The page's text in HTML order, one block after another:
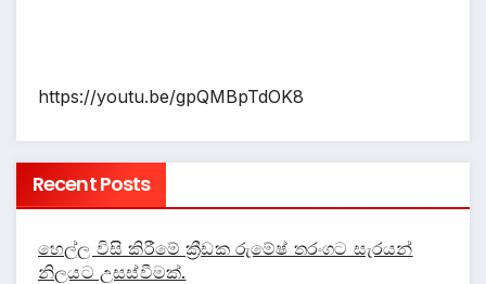
https://youtu.be/gpQMBpTdOK8
Recent Posts
හෙල්ල විසි කිරීමේ ක්‍රීඩක රුමේෂ් තරංගට සැරයන්
නිලයට උසස්වීමක්.